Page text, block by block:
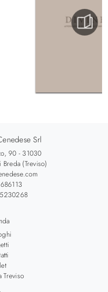
Srl
90 - 31030
(Treviso)
Treviso